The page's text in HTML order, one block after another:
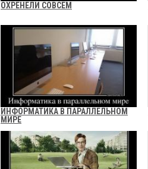
ОХРЕНЕЛИ СОВСЕМ
ИНФОРМАТИКА В ПАРАЛЛЕЛЬНОМ
МИРЕ